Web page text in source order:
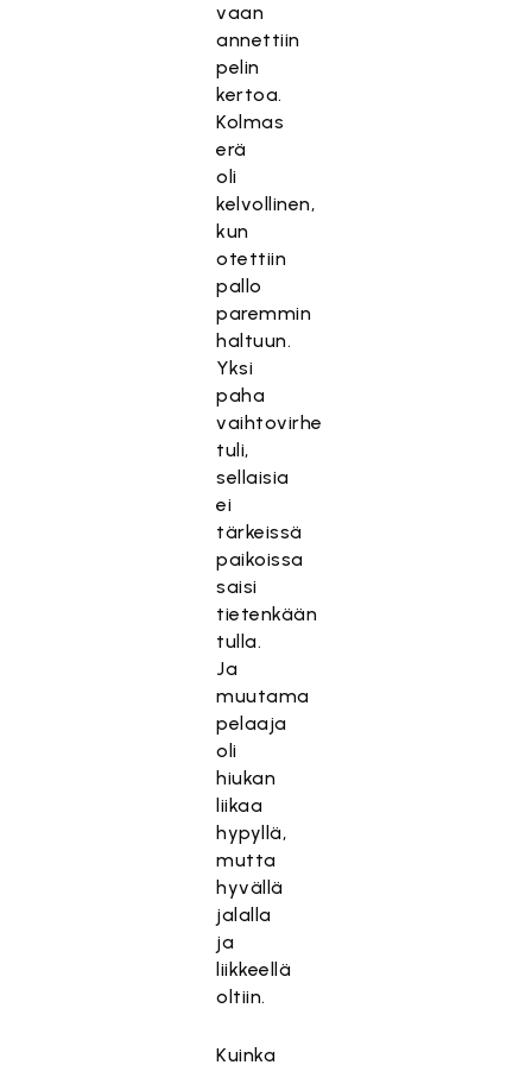
vaan
annettiin
pelin
kertoa.
Kolmas
erä
oli
kelvollinen,
kun
otettiin
pallo
paremmin
haltuun.
Yksi
paha
vaihtovirhe
tuli,
sellaisia
ei
tärkeissä
paikoissa
saisi
tietenkään
tulla.
Ja
muutama
pelaaja
oli
hiukan
liikaa
hypyllä,
mutta
hyvällä
jalalla
ja
liikkeellä
oltiin.
Kuinka